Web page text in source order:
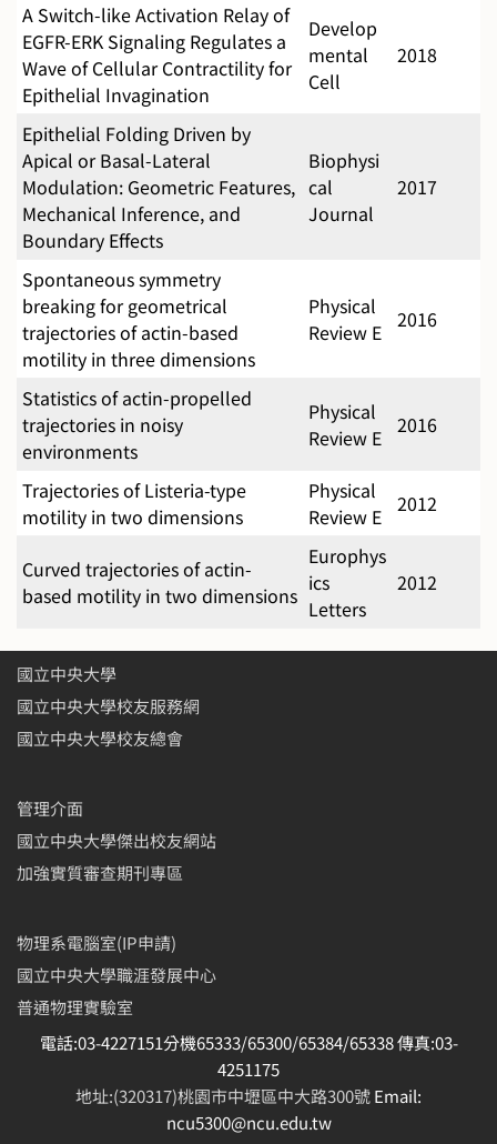
A Switch-like Activation Relay of
EGFR-ERK Signaling Regulates a
Wave of Cellular Contractility for
Epithelial Invagination
Develop
mental
Cell
2018
Epithelial Folding Driven by
Apical or Basal-Lateral
Modulation: Geometric Features,
Mechanical Inference, and
Boundary Effects
Biophysi
cal
Journal
2017
Spontaneous symmetry
breaking for geometrical
trajectories of actin-based
motility in three dimensions
Physical
Review E 2016
Statistics of actin-propelled
trajectories in noisy
environments
Physical
Review E 2016
Trajectories of Listeria-type
motility in two dimensions
Physical
Review E 2012
Curved trajectories of actin-
based motility in two dimensions
Europhys
ics
Letters
2012
國立中央大學
國立中央大學校友服務網
國立中央大學校友總會
管理介面
國立中央大學傑出校友網站
加強實質審查期刊專區
物理系電腦室(IP申請)
國立中央大學職涯發展中心
普通物理實驗室
電話:03-4227151分機65333/65300/65384/65338 傳真:03-
4251175
地址:(320317)桃園市中壢區中大路300號Email:
ncu5300@ncu.edu.tw